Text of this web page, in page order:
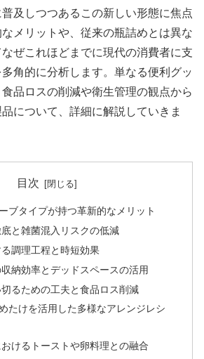
及しつつあるこの新しい形態に焦点
メリットや、従来の瓶詰めとは異な
ぜこれほどまでに現代の消費者に支
角的に分析します。単なる便利グッ
品ロスの削減や衛生管理の観点から
について、詳細に解説していきま
目次
ブタイプが持つ革新的なメリット
と雑菌混入リスクの低減
調理工程と時短効果
納効率とデッドスペースの活用
るための工夫と食品ロス削減
たけを活用した多様なアレンジレシ
けるトーストや卵料理との融合